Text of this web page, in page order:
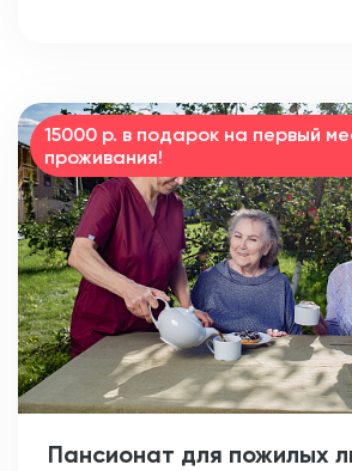
15000 р. в подарок на первый
проживания!
Пансионат для пожилых